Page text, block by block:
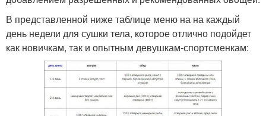
В представленной ниже таблице меню на на каждый
день недели для сушки тела, которое отлично подойдет
как новичкам, так и опытным девушкам-спортсменкам: